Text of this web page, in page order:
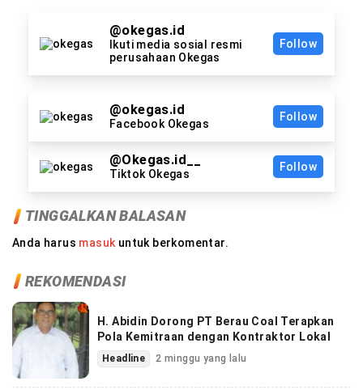
@okegas.id
Ikuti media sosial resmi
perusahaan Okegas
Follow
@okegas.id
Facebook Okegas
Follow
@Okegas.id__
Tiktok Okegas
Follow
TINGGALKAN BALASAN
Anda harus masuk untuk berkomentar.
REKOMENDASI
H. Abidin Dorong PT Berau Coal Terapkan
Pola Kemitraan dengan Kontraktor Lokal
Headline 2 minggu yang lalu